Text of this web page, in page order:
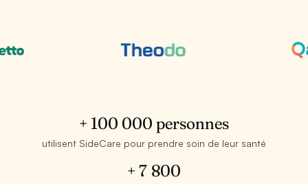
+ 100 000 personnes
utilisent SideCare pour prendre soin de leur santé
+ 7 800